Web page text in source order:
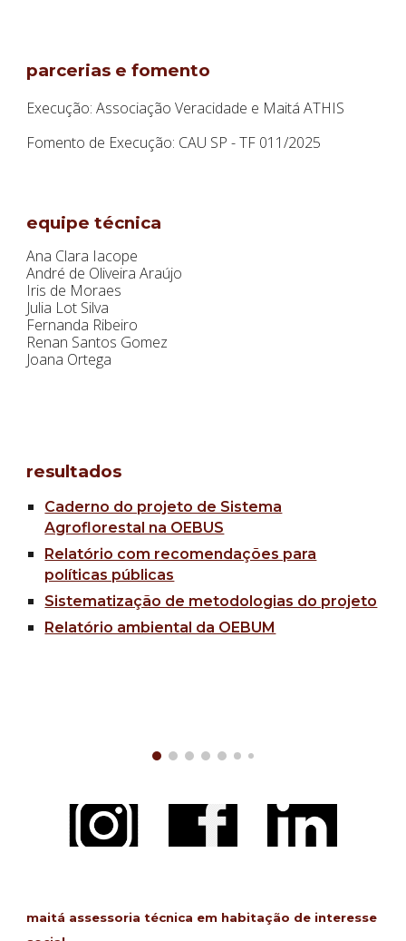
parcerias e fomento
Execução: Associação Veracidade e Maitá ATHIS
Fomento de Execução: CAU SP - TF 01 1/2025
equipe técnica
Ana Clara Iacope
André de Oliveira Araújo
Iris de Moraes
Julia Lot Silva
Fernanda Ribeiro
Renan Santos Gomez
Joana Ortega
resultados
Caderno do projeto de Sistema
Agroflorestal na OEBUS
Relatório com recomendações para
políticas públicas
Sistematização de metodologias do projeto
Relatório ambiental da OEBUM
maitá assessoria técnica em habitação de interesse